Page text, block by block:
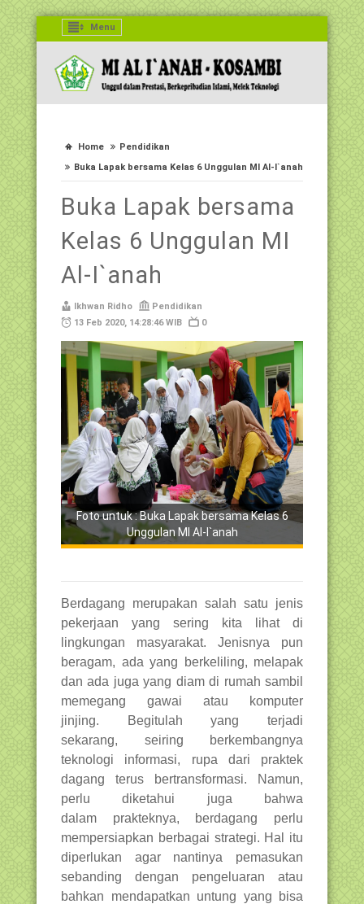
Menu
Home
Pendidikan
Buka Lapak bersama Kelas 6 Unggulan MI Al-I`anah
Buka Lapak bersama
Kelas 6 Unggulan MI
Al-I`anah
Ikhwan Ridho
Pendidikan
13 Feb 2020, 14:28:46 WIB
0
Foto untuk : Buka Lapak bersama Kelas 6
Unggulan MI Al-I`anah
Berdagang merupakan salah satu jenis
pekerjaan yang sering kita lihat di
lingkungan masyarakat. Jenisnya pun
beragam, ada yang berkeliling, melapak
dan ada juga yang diam di rumah sambil
memegang gawai atau komputer
jinjing. Begitulah yang terjadi
sekarang, seiring berkembangnya
teknologi informasi, rupa dari praktek
dagang terus bertransformasi. Namun,
perlu diketahui juga bahwa
dalam prakteknya, berdagang perlu
mempersiapkan berbagai strategi. Hal itu
diperlukan agar nantinya pemasukan
sebanding dengan pengeluaran atau
bahkan mendapatkan untung yang bisa